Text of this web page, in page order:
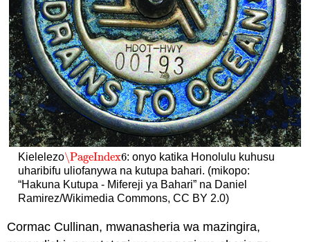
Kielelezo\PageIndex6
\PageIndex6: onyo katika Honolulu kuhusu
uharibifu uliofanywa na kutupa bahari. (mikopo:
“Hakuna Kutupa - Mifereji ya Bahari” na Daniel
Ramirez/Wikimedia Commons, CC BY 2.0)
Cormac Cullinan, mwanasheria wa mazingira,